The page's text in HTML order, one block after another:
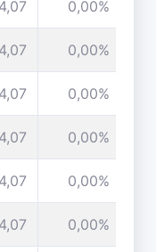
4,07 0,00%
4,07 0,00%
4,07 0,00%
4,07 0,00%
4,07 0,00%
4,07 0,00%